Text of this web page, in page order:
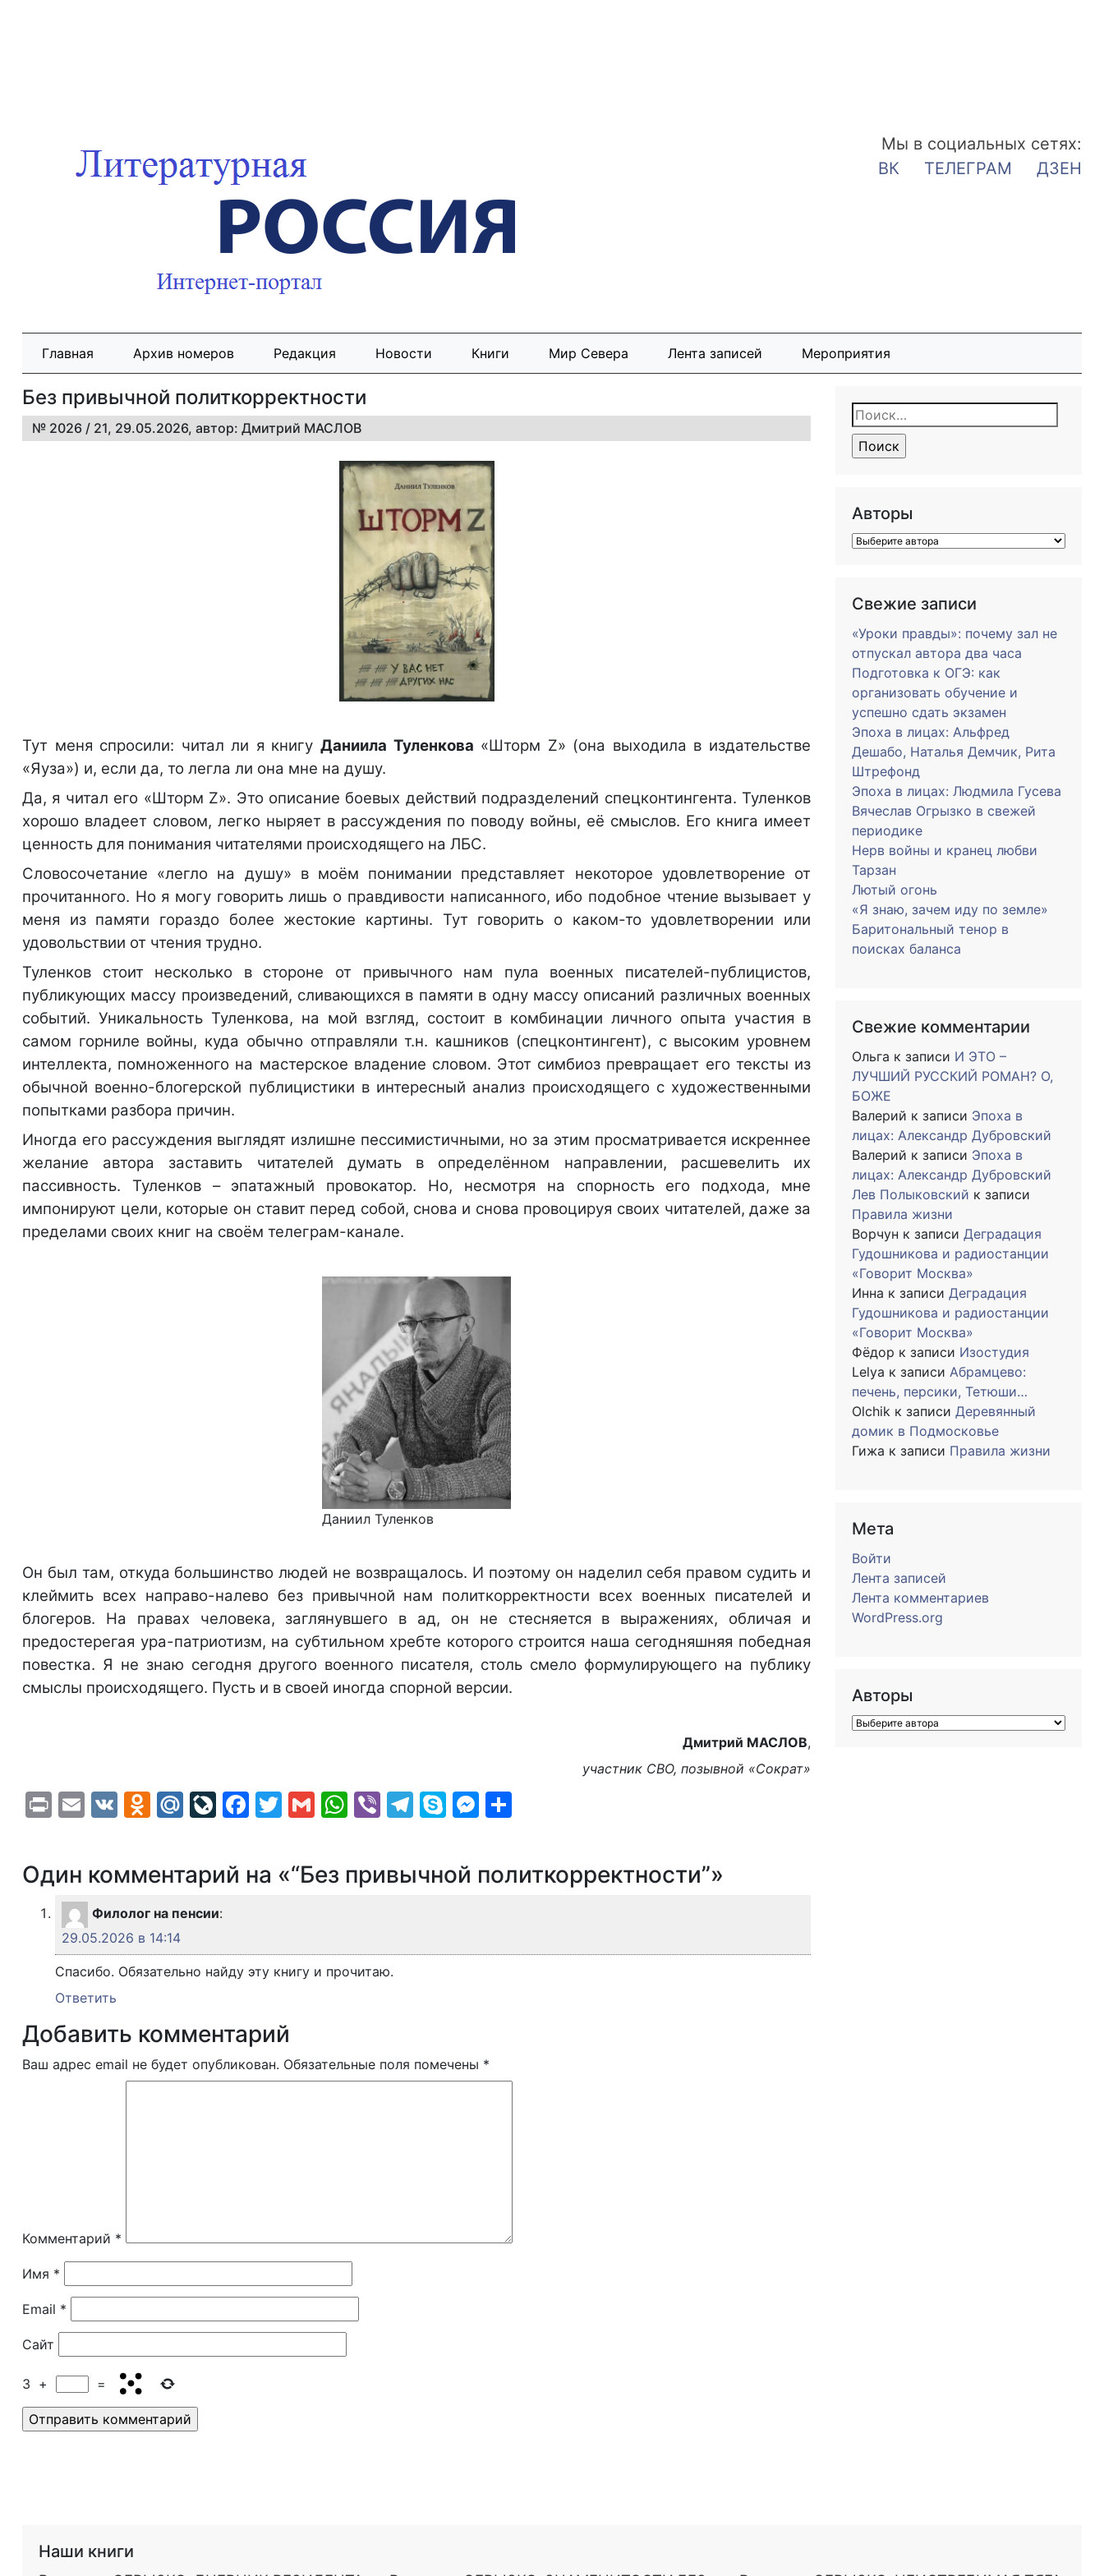
Мы в социальных сетях:
ВК
ТЕЛЕГРАМ ДЗЕН
Главная Архив номеров Редакция Новости Книги Мир Севера Лента записей Мероприятия
Без привычной политкорректности
№ 2026 / 21, 29.05.2026, автор: Дмитрий МАСЛОВ
Тут меня спросили: читал ли я книгу Даниила Туленкова «Шторм Z» (она выходила в издательстве
«Яуза») и, если да, то легла ли она мне на душу.
Да, я читал его «Шторм Z». Это описание боевых действий подразделений спецконтингента. Туленков
хорошо владеет словом, легко ныряет в рассуждения по поводу войны, её смыслов. Его книга имеет
ценность для понимания читателями происходящего на ЛБС.
Словосочетание «легло на душу» в моём понимании представляет некоторое удовлетворение от
прочитанного. Но я могу говорить лишь о правдивости написанного, ибо подобное чтение вызывает у
меня из памяти гораздо более жестокие картины. Тут говорить о каком-то удовлетворении или
удовольствии от чтения трудно.
Туленков стоит несколько в стороне от привычного нам пула военных писателей-публицистов,
публикующих массу произведений, сливающихся в памяти в одну массу описаний различных военных
событий. Уникальность Туленкова, на мой взгляд, состоит в комбинации личного опыта участия в
самом горниле войны, куда обычно отправляли т.н. кашников (спецконтингент), с высоким уровнем
интеллекта, помноженного на мастерское владение словом. Этот симбиоз превращает его тексты из
обычной военно-блогерской публицистики в интересный анализ происходящего с художественными
попытками разбора причин.
Иногда его рассуждения выглядят излишне пессимистичными, но за этим просматривается искреннее
желание автора заставить читателей думать в определённом направлении, расшевелить их
пассивность. Туленков – эпатажный провокатор. Но, несмотря на спорность его подхода, мне
импонируют цели, которые он ставит перед собой, снова и снова провоцируя своих читателей, даже за
пределами своих книг на своём телеграм-канале.
Даниил Туленков
Он был там, откуда большинство людей не возвращалось. И поэтому он наделил себя правом судить и
клеймить всех направо-налево без привычной нам политкорректности всех военных писателей и
блогеров. На правах человека, заглянувшего в ад, он не стесняется в выражениях, обличая и
предостерегая ура-патриотизм, на субтильном хребте которого строится наша сегодняшняя победная
повестка. Я не знаю сегодня другого военного писателя, столь смело формулирующего на публику
смыслы происходящего. Пусть и в своей иногда спорной версии.
Дмитрий МАСЛОВ,
участник СВО, позывной «Сократ»
PrintEmail
VK Odnoklassniki
Mail.Ru
LiveJournal
Facebook
Twitter
GmailWhatsApp
ViberTelegram
SkypeMessenger
Один комментарий на «“Без привычной политкорректности”»
Филолог на пенсии:
29.05.2026 в 14:14
Спасибо. Обязательно найду эту книгу и прочитаю.
Ответить
Добавить комментарий
Ваш адрес email не будет опубликован. Обязательные поля помечены *
Комментарий *
Имя *
Email *
Сайт
3 + =
Найти:
Авторы
Свежие записи
«Уроки правды»: почему зал не
отпускал автора два часа
Подготовка к ОГЭ: как
организовать обучение и
успешно сдать экзамен
Эпоха в лицах: Альфред
Дешабо, Наталья Демчик, Рита
Штрефонд
Эпоха в лицах: Людмила Гусева
Вячеслав Огрызко в свежей
периодике
Нерв войны и кранец любви
Тарзан
Лютый огонь
«Я знаю, зачем иду по земле»
Баритональный тенор в
поисках баланса
Свежие комментарии
Ольга к записи И ЭТО –
ЛУЧШИЙ РУССКИЙ РОМАН? О,
БОЖЕ
Валерий к записи Эпоха в
лицах: Александр Дубровский
Валерий к записи Эпоха в
лицах: Александр Дубровский
Лев Полыковский к записи
Правила жизни
Ворчун к записи Деградация
Гудошникова и радиостанции
«Говорит Москва»
Инна к записи Деградация
Гудошникова и радиостанции
«Говорит Москва»
Фёдор к записи Изостудия
Lelya к записи Абрамцево:
печень, персики, Тетюши…
Olchik к записи Деревянный
домик в Подмосковье
Гижа к записи Правила жизни
Мета
Войти
Лента записей
Лента комментариев
WordPress.org
Авторы
Наши книги